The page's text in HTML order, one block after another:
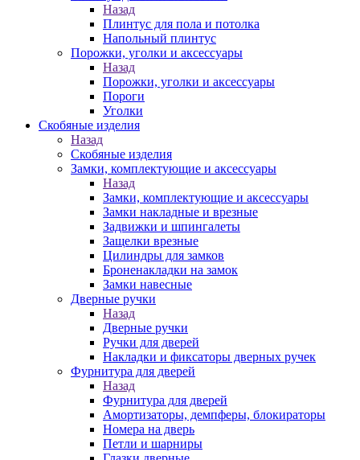
Назад
Плинтус для пола и потолка
Напольный плинтус
Порожки, уголки и аксессуары
Назад
Порожки, уголки и аксессуары
Пороги
Уголки
Скобяные изделия
Назад
Скобяные изделия
Замки, комплектующие и аксессуары
Назад
Замки, комплектующие и аксессуары
Замки накладные и врезные
Задвижки и шпингалеты
Защелки врезные
Цилиндры для замков
Броненакладки на замок
Замки навесные
Дверные ручки
Назад
Дверные ручки
Ручки для дверей
Накладки и фиксаторы дверных ручек
Фурнитура для дверей
Назад
Фурнитура для дверей
Амортизаторы, демпферы, блокираторы
Номера на дверь
Петли и шарниры